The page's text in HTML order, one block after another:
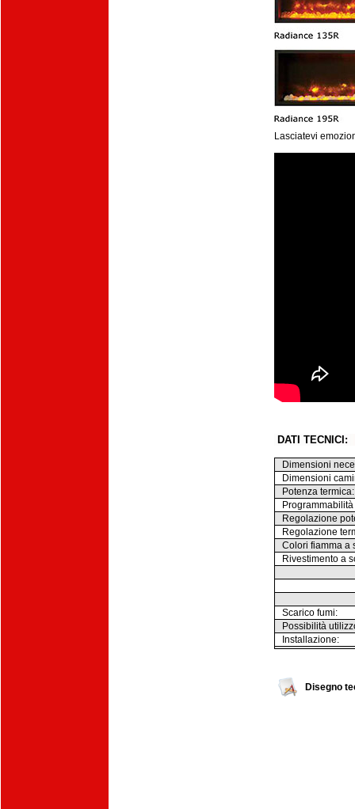
Lasciatevi
DATI TECNICI:
Dimensioni
Dimensioni
Potenza termica:
Regolazione
Regolazione
Colori fiamma a
Rivestimento a
Scarico fumi:
Possibilità
Installazione:
Disegno